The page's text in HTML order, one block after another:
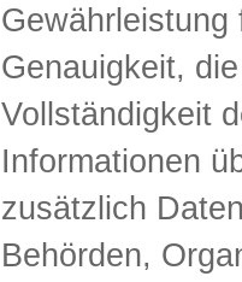
Genauigkeit,
Vollständigkeit
Informationen
zusätzlich
Behörden,